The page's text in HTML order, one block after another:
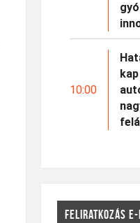
10:00
FELIRATKOZÁS